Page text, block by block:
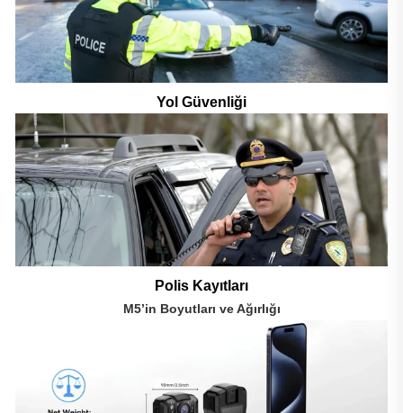
Yol Güvenliği
Polis Kayıtları
M5’in Boyutları ve Ağırlığı